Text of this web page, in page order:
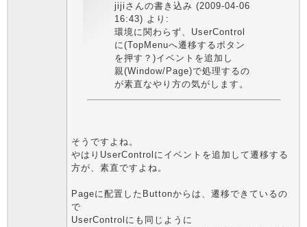
jijiさんの書き込み (2009-04-06
16:43) より:
環境に関わらず、UserControl
に(TopMenuへ遷移するボタン
を押す？)イベントを追加し
親(Window/Page)で処理するの
が素直なやり方の気がします。
そうですよね。
やはりUserControlにイベントを追加して遷移する
方が、素直ですよね。
Pageに配置したButtonからは、遷移できているの
で
UserControlにも同じように